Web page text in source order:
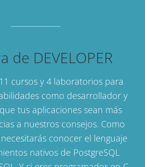
de DEVELOPER
cursos y 4 laboratorios para
como desarrollador y
tus aplicaciones sean más
a nuestros consejos. Como
conocer el lenguaje
nativos de PostgreSQL